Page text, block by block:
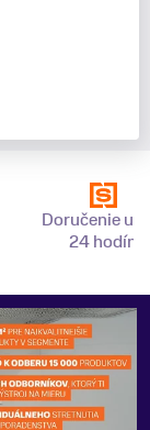
Doručenie už
24 hodín